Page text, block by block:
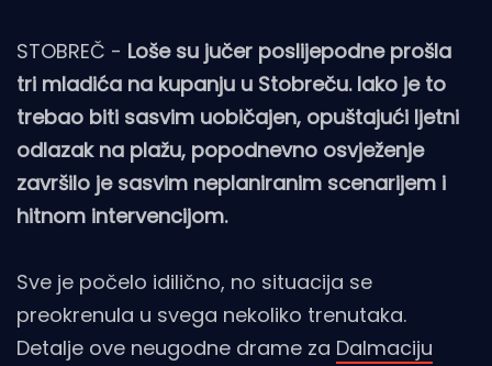
STOBREČ - Loše su jučer poslijepodne prošla
tri mladića na kupanju u Stobreču. Iako je to
trebao biti sasvim uobičajen, opuštajući ljetni
odlazak na plažu, popodnevno osvježenje
završilo je sasvim neplaniranim scenarijem i
hitnom intervencijom.
Sve je počelo idilično, no situacija se
preokrenula u svega nekoliko trenutaka.
Detalje ove neugodne drame za Dalmaciju